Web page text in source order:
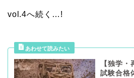
vol.4へ続く…!
【独学
試験合格